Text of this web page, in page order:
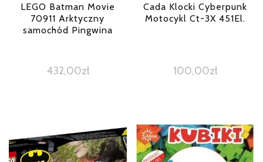
LEGO Batman Movie
70911 Arktyczny
samochód Pingwina
432,00zł
Cada Klocki Cyberpunk
Motocykl Ct-3X 451El.
100,00zł